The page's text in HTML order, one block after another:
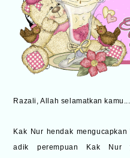
Razali, Allah selamatkan
Kak Nur hendak
adik perempuan Kak Nur